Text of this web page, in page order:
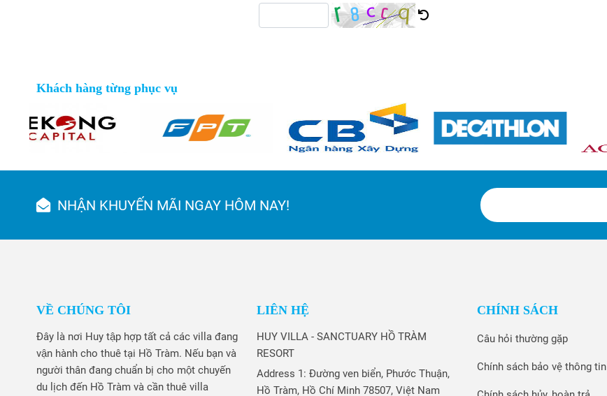
Khách hàng từng phục vụ
NHẬN KHUYẾN MÃI NGAY HÔM NAY!
VỀ CHÚNG TÔI
Đây là nơi Huy tập hợp tất cả các villa đang
vận hành cho thuê tại Hồ Tràm. Nếu bạn và
người thân đang chuẩn bị cho một chuyến
du lịch đến Hồ Tràm và cần thuê villa
LIÊN HỆ
HUY VILLA - SANCTUARY HỒ TRÀM
RESORT
Address 1: Đường ven biển, Phước Thuận,
Hồ Tràm, Hồ Chí Minh 78507, Việt Nam
CHÍNH SÁCH
Câu hỏi thường gặp
Chính sách bảo vệ thông